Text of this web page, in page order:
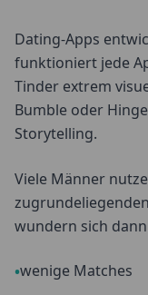
Dating-Apps
funktioniert jede
Tinder extrem
Bumble oder
Storytelling.
Viele Männer
wundern sich
•wenige Matches